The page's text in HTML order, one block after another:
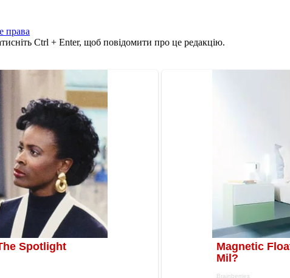
права
Ctrl + Enter, щоб повідомити про це редакцію.